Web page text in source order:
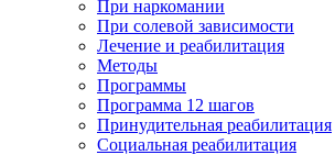
При наркомании
При солевой зависимости
Лечение и реабилитация
Методы
Программы
Программа 12 шагов
Принудительная реабилитация
Социальная реабилитация